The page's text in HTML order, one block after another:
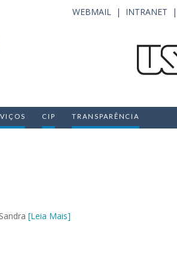
INTRANET |
WEBMAIL |
CIP TRANSPARÊNCIA
[Leia Mais]